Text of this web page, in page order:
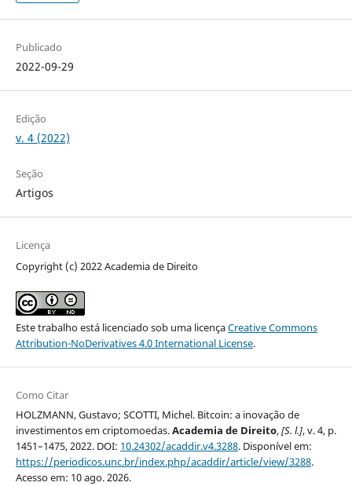
Publicado
2022-09-29
Edição
v. 4 (2022)
Seção
Artigos
Licença
Copyright (c) 2022 Academia de Direito
Este trabalho está licenciado sob uma licençaCreative Commons
Attribution-NoDerivatives 4.0 International License.
Como Citar
HOLZMANN, Gustavo; SCOTTI, Michel. Bitcoin: a inovação de
investimentos em criptomoedas.Academia de Direito,[S. l.], v. 4, p.
1451–1475, 2022. DOI: 10.24302/acaddir.v4.3288. Disponível em:
https://periodicos.unc.br/index.php/acaddir/article/view/3288.
Acesso em: 10 ago. 2026.